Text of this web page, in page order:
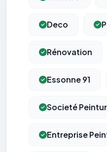
Deco
Rénovation
Essonne 91
Societé
Entreprise